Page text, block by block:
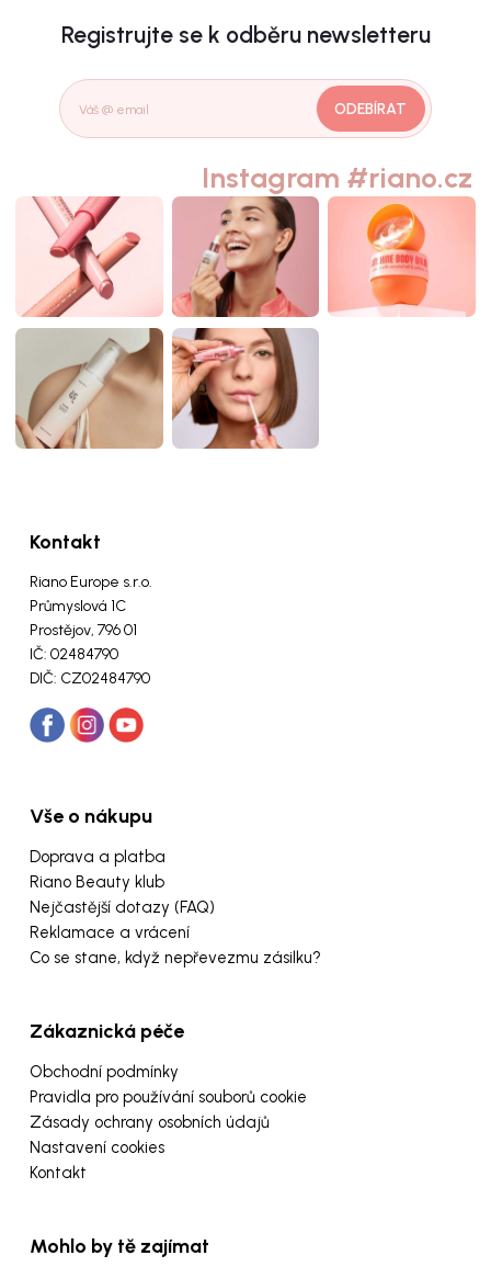
Registrujte se k odběru newsletteru
ODEBÍRAT
Instagram #riano.cz
Kontakt
Riano Europe s.r.o.
Průmyslová 1C
Prostějov, 796 01
IČ: 02484790
DIČ: CZ02484790
Vše o nákupu
Doprava a platba
Riano Beauty klub
Nejčastější dotazy (FAQ)
Reklamace a vrácení
Co se stane, když nepřevezmu zásilku?
Zákaznická péče
Obchodní podmínky
Pravidla pro používání souborů cookie
Zásady ochrany osobních údajů
Nastavení cookies
Kontakt
Mohlo by tě zajímat